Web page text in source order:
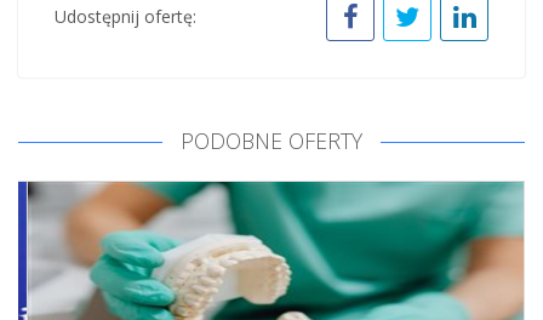
Udostępnij ofertę:
PODOBNE OFERTY